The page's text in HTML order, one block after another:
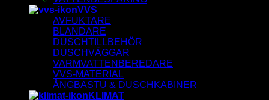
VVS
AVFUKTARE
BLANDARE
DUSCHTILLBEHÖR
DUSCHVÄGGAR
VARMVATTENBEREDARE
VVS-MATERIAL
ÅNGBASTU & DUSCHKABINER
KLIMAT